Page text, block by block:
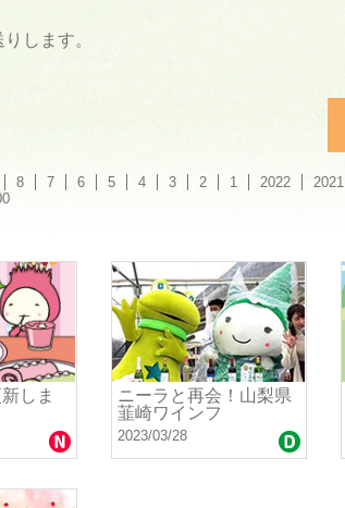
します。
8 7 6 5 4 3 2 1 2022 2021
しま
ニーラと再会！山梨県
韮崎ワインフ
2023/03/28